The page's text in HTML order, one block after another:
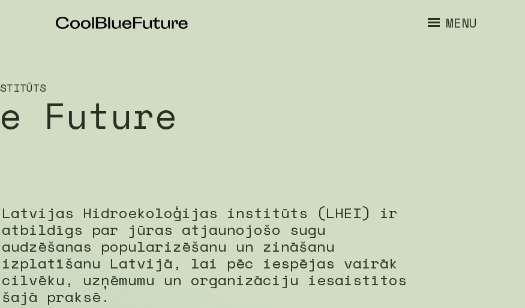
MENU
Future
Latvijas Hidroekoloģijas institūts (LHEI) ir
atbildīgs par jūras atjaunojošo sugu
audzēšanas popularizēšanu un zināšanu
izplatīšanu Latvijā, lai pēc iespējas vairāk
cilvēku, uzņēmumu un organizāciju iesaistītos
šajā praksē.